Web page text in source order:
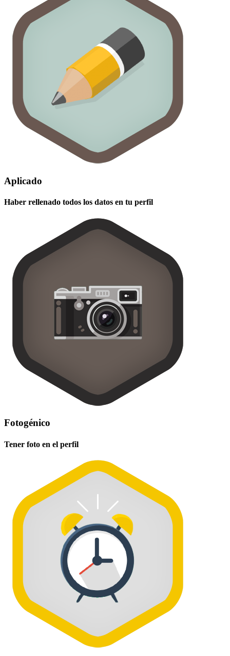
Aplicado
Haber rellenado todos los datos en tu perfil
Fotogénico
Tener foto en el perfil